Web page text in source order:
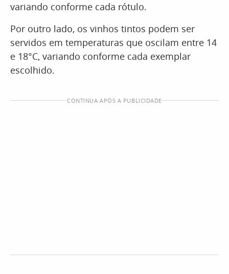
variando conforme cada rótulo.
Por outro lado, os vinhos tintos podem ser
servidos em temperaturas que oscilam entre 14
e 18°C, variando conforme cada exemplar
escolhido.
CONTINUA APÓS A PUBLICIDADE